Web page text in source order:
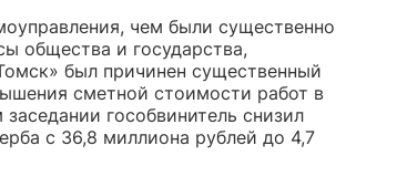
чем были существенно
общества и государства,
был причинен существенный
сметной стоимости работ в
гособвинитель снизил
с 36,8 миллиона рублей до 4,7